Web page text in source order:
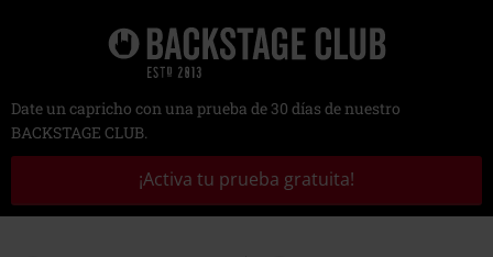
Date un capricho con una prueba de 30 días de nuestro
BACKSTAGE CLUB.
¡Activa tu prueba gratuita!